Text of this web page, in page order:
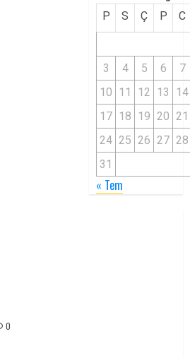
P S Ç P C
3 4 5 6
7
10 11 12 13
14
17 18 19 20 21
24 25 26 27 28
31
« Tem
0